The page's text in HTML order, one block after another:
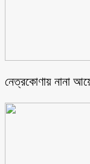
নেত্রকোণায় নানা